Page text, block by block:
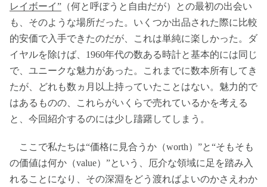
レイボーイ” （何と呼ぼうと自由だが）との最初の出会い
も、そのような場所だった。いくつか出品された際に比較
的安価で入手できたのだが、これは単純に楽しかった。ダ
イヤルを除けば、1960年代の数ある時計と基本的には同じ
で、ユニークな魅力があった。これまでに数本所有してき
たが、どれも数ヵ月以上持っていたことはない。魅力的で
はあるものの、これらがいくらで売れているかを考える
と、今回紹介するのには少し躊躇してしまう。
ここで私たちは“価格に見合うか（worth）”と“そもそも
の価値は何か（value）”という、厄介な領域に足を踏み入
れることになり、その深淵をどう渡ればよいのかさえわか